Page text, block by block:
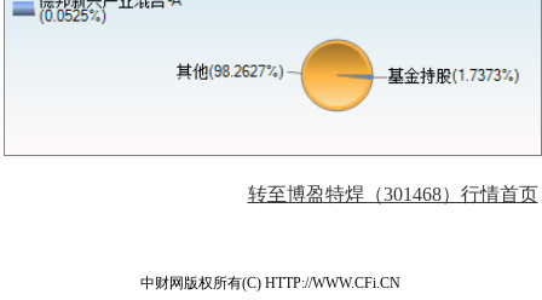
转至博盈特焊（301468）行情首页
中财网版权所有(C) HTTP://WWW.CFi.CN